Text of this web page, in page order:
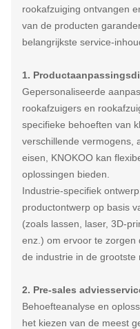
rookafzuiging ontvangen
van de producten
belangrijkste service-
1.
Gepersonaliseerde
rookafzuigers en
specifieke behoeften
verschillende vermogens,
eisen, KNOKOO kan
oplossingen bieden.
Industrie-specifiek
productontwerp op basis
(zoals lassen, laser, 3D-
enz.) om ervoor te zorgen
de industrie in de grootste
2. Pre-sales
Behoefteanalyse en
het kiezen van de meest